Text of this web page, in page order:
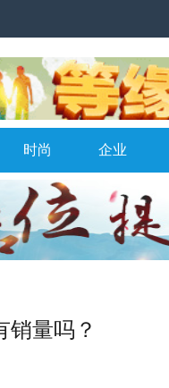
时尚 企业
销量吗？